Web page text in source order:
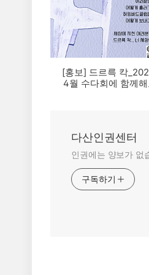
[홍보] 드르륵 칵
4월 수다회에 함께
다산인권센터
인권에는 양보가 없
구독하기